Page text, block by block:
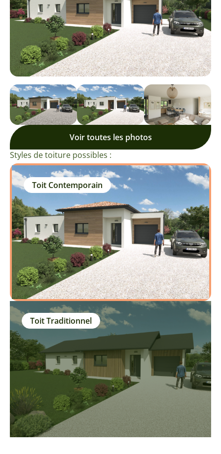
Voir toutes les photos
Styles de toiture possibles :
Toit Contemporain
Toit Traditionnel